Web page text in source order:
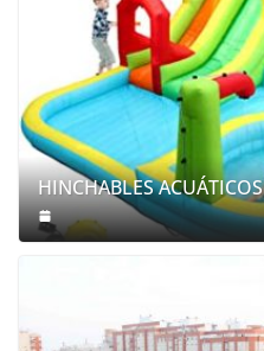
HINCHABLES ACUÁTICOS